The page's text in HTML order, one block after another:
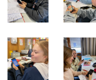
GIBS Alumni
General Data Protection
Forms Download
Deregistration